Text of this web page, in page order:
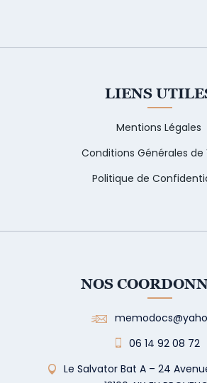
LIENS
Mentions Légales
Conditions Générales de
Politique de
NOS
06 14 92 08 72
Le Salvator Bat A – 24